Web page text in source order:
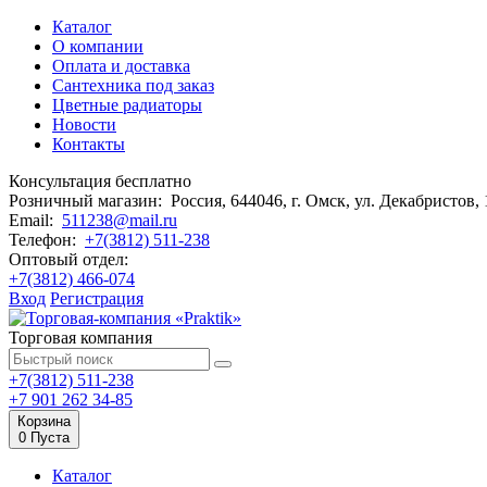
Каталог
О компании
Оплата и доставка
Сантехника под заказ
Цветные радиаторы
Новости
Контакты
Консультация бесплатно
Розничный магазин: Россия, 644046, г. Омск, ул. Декабристов,
Email: 511238@mail.ru
Телефон: +7(3812) 511-238
Оптовый отдел:
+7(3812) 466-074
Вход Регистрация
Торговая компания
+7(3812) 511-238
+7 901 262 34-85
Корзина
0 Пуста
Каталог